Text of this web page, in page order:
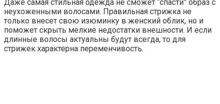
Даже самая стильная одежда не сможет “спасти” образ с
неухоженными волосами. Правильная стрижка не
только внесет свою изюминку в женский облик, но и
поможет скрыть мелкие недостатки внешности. И если
длинные волосы актуальны будут всегда, то для
стрижек характерна переменчивость.